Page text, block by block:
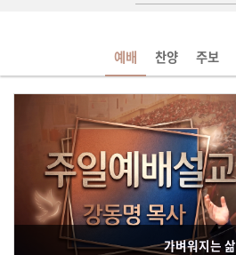
예배 찬양 주보
가벼워지는 삶